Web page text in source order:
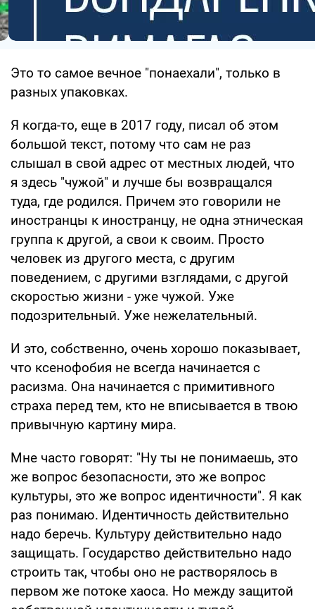
Это то самое вечное "понаехали", только в
разных упаковках.
Я когда-то, еще в 2017 году, писал об этом
большой текст, потому что сам не раз
слышал в свой адрес от местных людей, что
я здесь "чужой" и лучше бы возвращался
туда, где родился. Причем это говорили не
иностранцы к иностранцу, не одна этническая
группа к другой, а свои к своим. Просто
человек из другого места, с другим
поведением, с другими взглядами, с другой
скоростью жизни - уже чужой. Уже
подозрительный. Уже нежелательный.
И это, собственно, очень хорошо показывает,
что ксенофобия не всегда начинается с
расизма. Она начинается с примитивного
страха перед тем, кто не вписывается в твою
привычную картину мира.
Мне часто говорят: "Ну ты не понимаешь, это
же вопрос безопасности, это же вопрос
культуры, это же вопрос идентичности". Я как
раз понимаю. Идентичность действительно
надо беречь. Культуру действительно надо
защищать. Государство действительно надо
строить так, чтобы оно не растворялось в
первом же потоке хаоса. Но между защитой